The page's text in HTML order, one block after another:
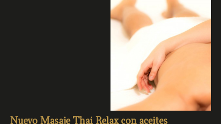
Nuevo Masaje Thai Relax con aceites